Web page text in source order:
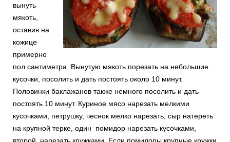
вынуть
мякоть,
оставив на
кожице
примерно
пол сантиметра. Вынутую мякоть порезать на небольшие
кусочки, посолить и дать постоять около 10 минут.
Половинки баклажанов также немного посолить и дать
постоять 10 минут. Куриное мясо нарезать мелкими
кусочками, петрушку, чеснок мелко нарезать, сыр натереть
на крупной терке, один помидор нарезать кусочками,